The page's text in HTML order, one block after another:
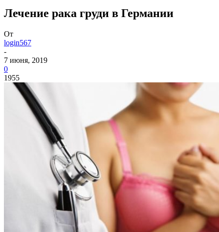
Лечение рака груди в Германии
От
login567
-
7 июня, 2019
0
1955